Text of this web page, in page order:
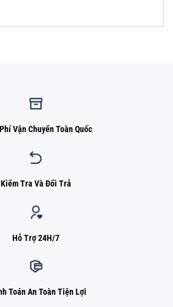
Vận Chuyển Toàn Quốc
Kiểm Tra Và Đổi Trả
Hỗ Trợ 24H/7
Toán An Toàn Tiện Lợi